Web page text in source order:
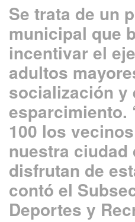
Se trata de un
municipal que
incentivar el
adultos
socialización y
esparcimiento.
100 los
nuestra ciudad
disfrutan de
contó el
Deportes y